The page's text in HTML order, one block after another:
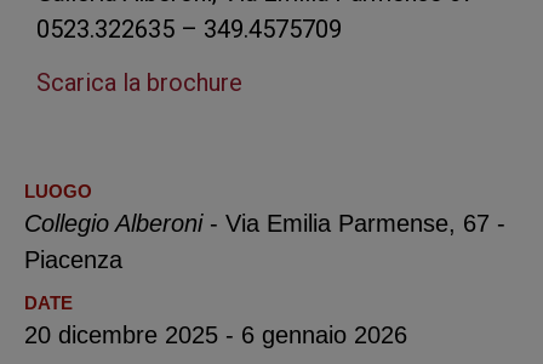
0523.322635 – 349.4575709
Scarica la brochure
LUOGO
Collegio Alberoni - Via Emilia Parmense, 67 -
Piacenza
DATE
20 dicembre 2025 - 6 gennaio 2026